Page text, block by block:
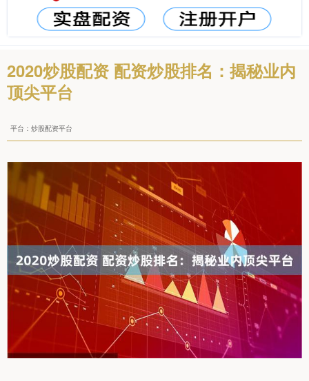
2020炒股配资 配资炒股排名：揭秘业内
顶尖平台
平台：炒股配资平台